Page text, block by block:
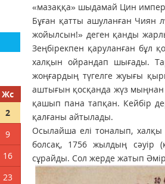
Жс
2
9
16
23
«мазаққа» шыдамай Цин
Бұған қатты ашуланған Чиян
жойылсын!» деген қанды
Зеңбірекпен қаруланған бұл
халқын ойрандап шығады.
жоңғардың түгелге жуығы
аштығын қосқанда жүз мыңнан
қашып пана тапқан. Кейбір
қалғаны айтылады.
Осылайша елі тоналып,
болсақ, 1756 жылдың сәуір
сұрайды. Сол жерде жатып